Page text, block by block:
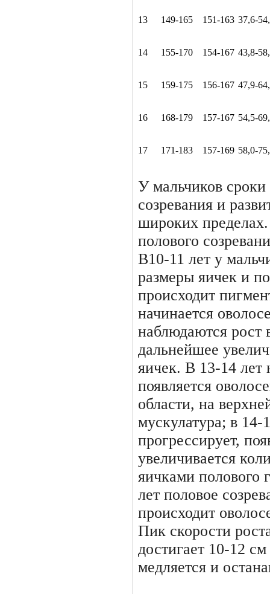
13 149-165 151-163 37,6-
14 155-170 154-167 43,8-
15 159-175 156-167 47,9-
16 168-179 157-167 54,5-
17 171-183 157-169 58,0-
У мальчиков
созре­вания и
широких
полового
В10-11 лет у
размеры яичек и
происходит
начинается
наблюдаются рост
дальнейшее
яичек. В 13-14 лет
появ­ляется
области, на
мускулатура; в 14-
прогрессирует,
увеличивается
яичками полового
лет по­ловое
происходит
Пик скорости
достигает 10-12
медляется и